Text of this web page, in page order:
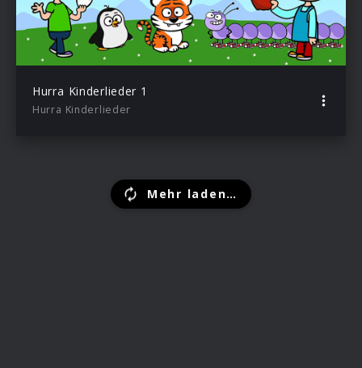
Hurra Kinderlieder 1
Hurra Kinderlieder
Mehr laden…